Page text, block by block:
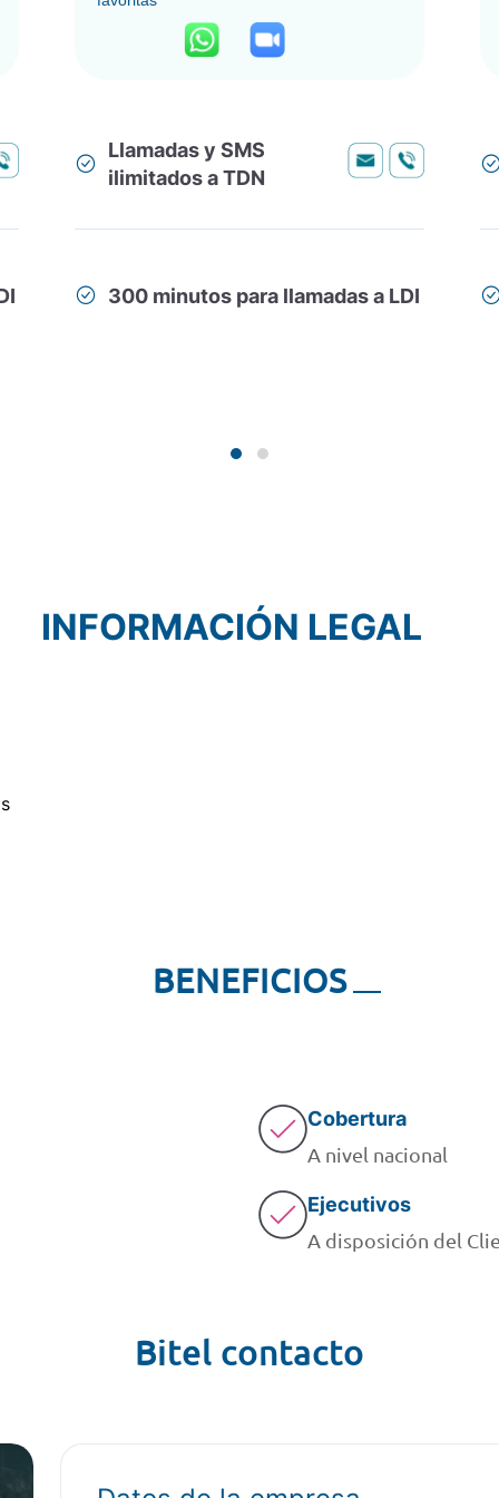
Llamadas y SMS
ilimitados a TDN
300 minutos para llamadas a LDI
INFORMACIÓN LEGAL
BENEFICIOS
Cobertura
A nivel nacional
Ejecutivos
A disposición del
Bitel contacto